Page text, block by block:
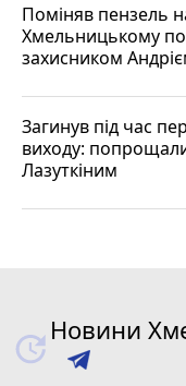
Поміняв пензель
Хмельницькому
захисником
Загинув під час
виходу:
Лазуткіним
Новини